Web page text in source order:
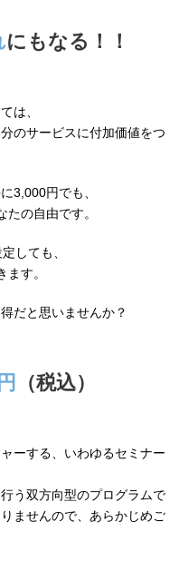
にもなる！！
は、
のサービスに付加価値をつ
3,000円でも、
の自由です。
しても、
す。
だと思いませんか？
（税込）
ーする、いわゆるセミナー
う双方向型のプログラムで
ませんので、あらかじめご